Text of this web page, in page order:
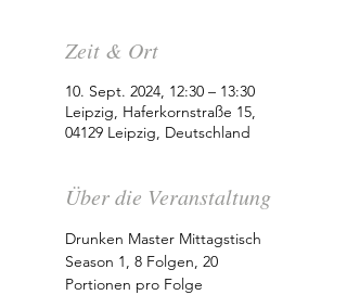
Zeit & Ort
10. Sept. 2024, 12:30 – 13:30
Leipzig, Haferkornstraße 15,
04129 Leipzig, Deutschland
Über die Veranstaltung
Drunken Master Mittagstisch
Season 1, 8 Folgen, 20
Portionen pro Folge